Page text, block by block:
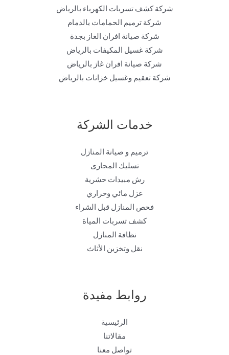
شركة كشف تسربات الكهرباء بالرياض
شركة ترميم الحمامات بالدمام
شركة صيانة افران الغاز بجدة
شركة غسيل المكيفات بالرياض
شركة صيانة افران غاز بالرياض
شركة تعقيم وغسيل خزانات بالرياض
خدمات الشركة
ترميم و صيانة المنازل
تسليك المجارى
رش مبيدات حشرية
عزل مائي وحراري
فحص المنازل قبل الشراء
كشف تسربات المياة
نظافة المنازل
نقل وتخزين الأثاث
روابط مفيدة
الرئيسية
مقالاتنا
تواصل معنا